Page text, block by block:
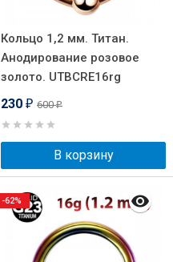
Кольцо 1,2 мм. Титан.
Анодирование розовое
золото. UTBCRE16rg
230 ₽ 600₽
В корзину
-62%